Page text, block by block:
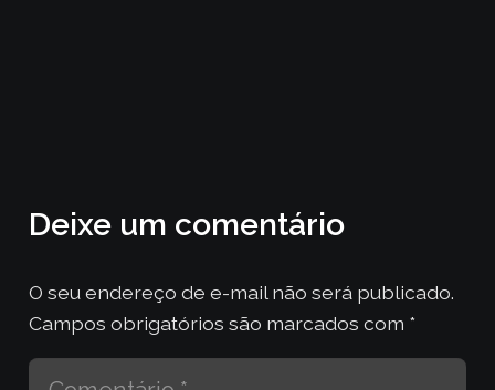
Deixe um comentário
O seu endereço de e-mail não será publicado.
Campos obrigatórios são marcados com *